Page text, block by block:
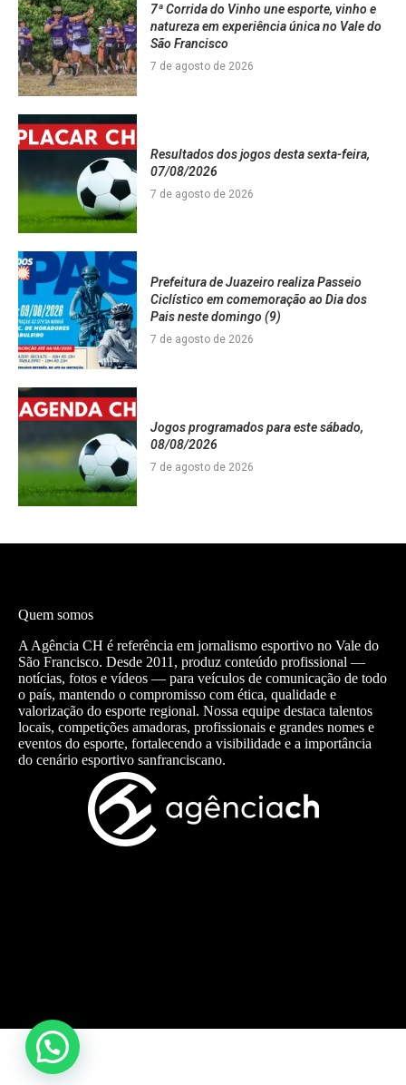
7ª Corrida do Vinho une esporte, vinho e
natureza em experiência única no Vale do
São Francisco
7 de agosto de 2026
Resultados dos jogos desta sexta-feira,
07/08/2026
7 de agosto de 2026
Prefeitura de Juazeiro realiza Passeio
Ciclístico em comemoração ao Dia dos
Pais neste domingo (9)
7 de agosto de 2026
Jogos programados para este sábado,
08/08/2026
7 de agosto de 2026
Quem somos
A Agência CH é referência em jornalismo esportivo no Vale do
São Francisco. Desde 2011, produz conteúdo profissional —
notícias, fotos e vídeos — para veículos de comunicação de todo
o país, mantendo o compromisso com ética, qualidade e
valorização do esporte regional. Nossa equipe destaca talentos
locais, competições amadoras, profissionais e grandes nomes e
eventos do esporte, fortalecendo a visibilidade e a importância
do cenário esportivo sanfranciscano.